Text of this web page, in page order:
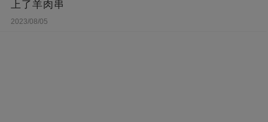
上了羊肉串
2023/08/05